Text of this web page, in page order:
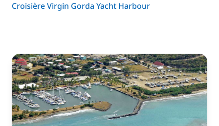
Croisière Virgin Gorda Yacht Harbour